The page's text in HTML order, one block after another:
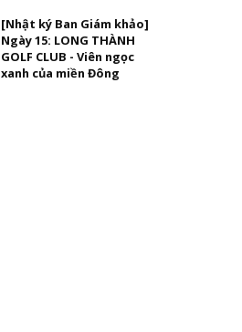
[Nhật ký Ban Giám khảo]
Ngày 15: LONG THÀNH
GOLF CLUB - Viên ngọc
xanh của miền Đông